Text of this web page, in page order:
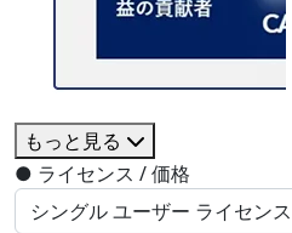
もっと見る
● ライセンス / 価格